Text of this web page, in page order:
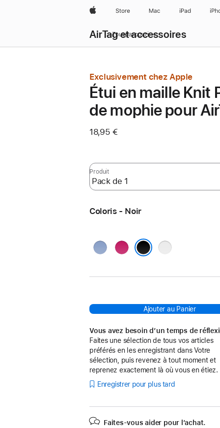
AppleStore Mac iPad
AirTag et accessoires
Tout parcourir
Exclusivement chez Apple
Étui en maille Knit
de mophie pour
18,95 €
Produit
Coloris - Noir
Bleu Rose Gris
Ajouter au Panier
Vous avez besoin d’un temps de
Faites une sélection de tous vos articles
préférés en les enregistrant dans Votre
sélection, puis revenez à tout moment et
reprenez exactement là où vous en étiez.
Enregistrer pour plus tard
Faites-vous aider pour l’achat.